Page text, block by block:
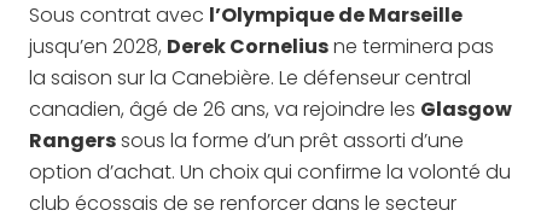
Sous contrat avec l’Olympique de Marseille
jusqu’en 2028, Derek Corneliusne terminera pas
la saison sur la Canebière. Le défenseur central
canadien, âgé de 26 ans, va rejoindre les Glasgow
Rangerssous la forme d’un prêt assorti d’une
option d’achat. Un choix qui confirme la volonté du
club écossais de se renforcer dans le secteur